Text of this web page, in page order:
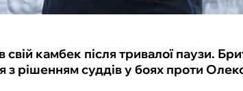
камбек після тривалої паузи.
з рішенням суддів у боях проти